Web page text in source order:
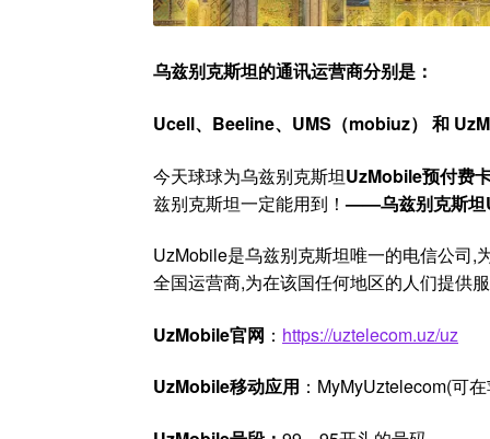
乌兹别克斯坦的通讯运营商分别是：
Ucell、Beeline、UMS（mobiuz） 和
今天球球为乌兹别克斯坦UzMobile预付费
兹别克斯坦一定能用到！——乌兹别克斯
UzMobile是乌兹别克斯坦唯一的电信公司,
全国运营商,为在该国任何地区的人们提供
UzMobile官网 ： https://uztelecom.uz/uz
UzMobile移动应用 ：MyMyUztelecom(可